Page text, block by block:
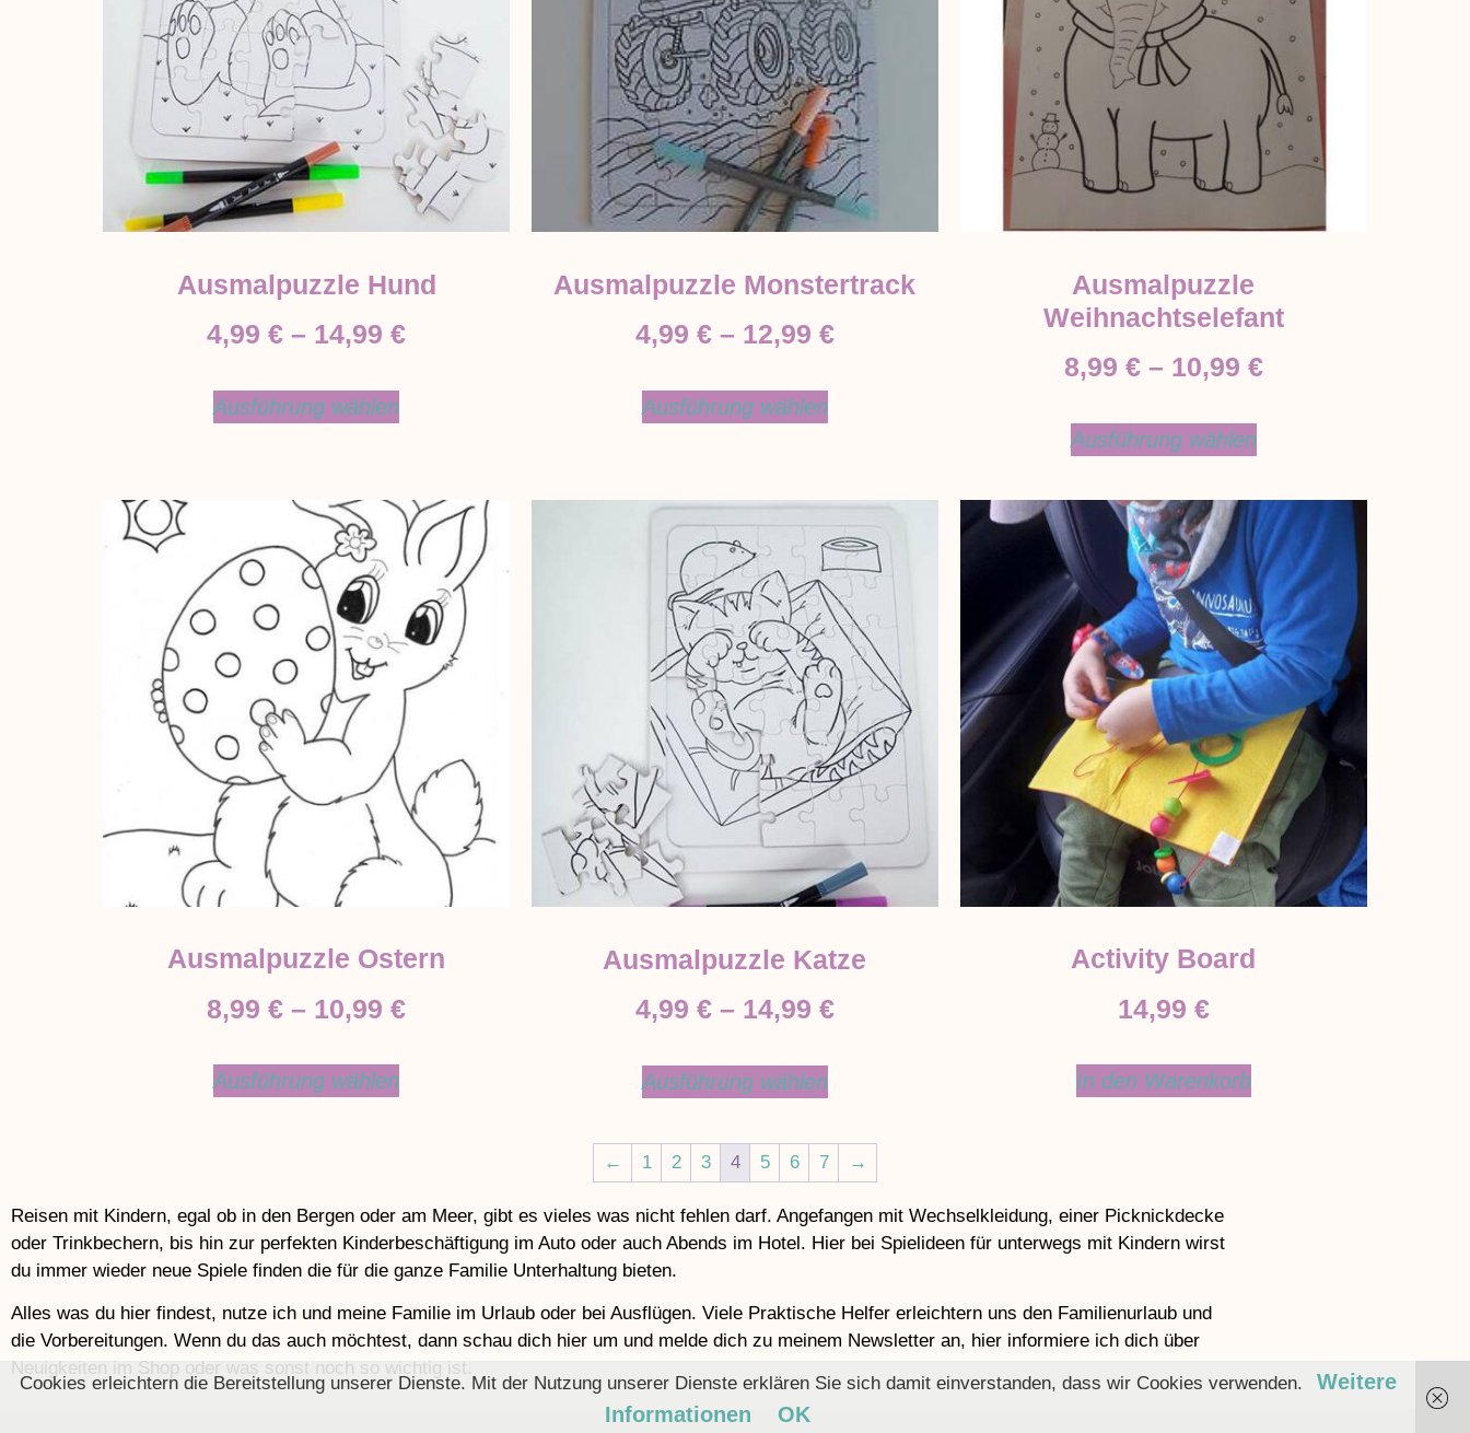
Ausmalpuzzle Hund
4,99€ – 14,99€
Ausführung wählen
Ausmalpuzzle Monstertrack
4,99 € – 12,99 €
Ausführung wählen
Ausmalpuzzle
Weihnachtselefant
8,99 € – 10,99 €
Ausführung wählen
Ausmalpuzzle Ostern
8,99€ – 10,99€
Ausführung wählen
Ausmalpuzzle Katze
4,99 € – 14,99 €
Ausführung wählen
Activity Board
14,99 €
In den Warenkorb
← 1 2 3 4 5 6 7 →
Reisen mit Kindern, egal ob in den Bergen oder am Meer, gibt es vieles was nicht fehlen darf. Angefangen mit Wechselkleidung, einer Picknickdecke
oder Trinkbechern, bis hin zur perfekten Kinderbeschäftigung im Auto oder auch Abends im Hotel. Hier bei Spielideen für unterwegs mit Kindern wirst
du immer wieder neue Spiele finden die für die ganze Familie Unterhaltung bieten.
Alles was du hier findest, nutze ich und meine Familie im Urlaub oder bei Ausflügen. Viele Praktische Helfer erleichtern uns den Familienurlaub und
die Vorbereitungen. Wenn du das auch möchtest, dann schau dich hier um und melde dich zu meinem Newsletter an, hier informiere ich dich über
Neuigkeiten im Shop oder was sonst noch so wichtig ist.
Cookies erleichtern die Bereitstellung unserer Dienste. Mit der Nutzung unserer Dienste erklären Sie sich damit einverstanden, dass wir Cookies verwenden.
Weitere
Informationen
OK